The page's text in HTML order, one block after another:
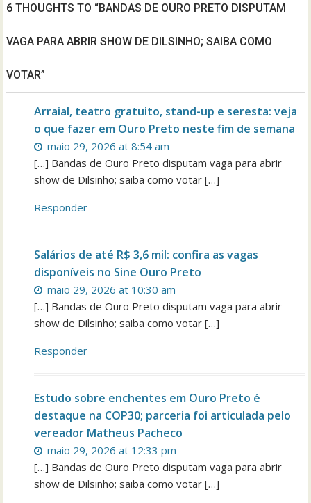
6 THOUGHTS TO “BANDAS DE OURO PRETO DISPUTAM
VAGA PARA ABRIR SHOW DE DILSINHO; SAIBA COMO
VOTAR”
Arraial, teatro gratuito, stand-up e seresta: veja
o que fazer em Ouro Preto neste fim de semana
maio 29, 2026 at 8:54 am
[…] Bandas de Ouro Preto disputam vaga para abrir
show de Dilsinho; saiba como votar […]
Responder
Salários de até R$ 3,6 mil: confira as vagas
disponíveis no Sine Ouro Preto
maio 29, 2026 at 10:30 am
[…] Bandas de Ouro Preto disputam vaga para abrir
show de Dilsinho; saiba como votar […]
Responder
Estudo sobre enchentes em Ouro Preto é
destaque na COP30; parceria foi articulada pelo
vereador Matheus Pacheco
maio 29, 2026 at 12:33 pm
[…] Bandas de Ouro Preto disputam vaga para abrir
show de Dilsinho; saiba como votar […]